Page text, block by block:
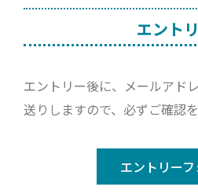
エント
エントリー後に、メールアド
送りしますので、必ずご確認
エントリー